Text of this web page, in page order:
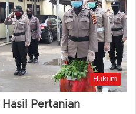
Hukum
Pertanian